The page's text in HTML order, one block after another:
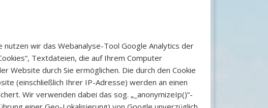
wir das Webanalyse-Tool Google Analytics der
Textdateien, die auf Ihrem Computer
Website durch Sie ermöglichen. Die durch den Cookie
(einschließlich Ihrer IP-Adresse) werden an einen
Wir verwenden dabei das sog. „_anonymizeIp()“-